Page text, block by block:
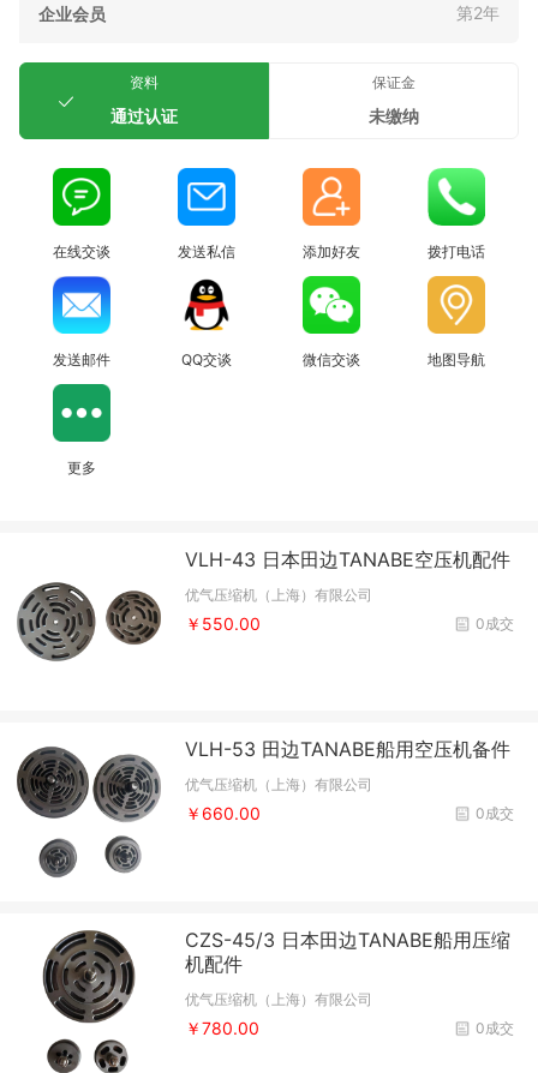
企业会员 第2年
资料
通过认证
保证金
未缴纳
在线交谈 发送私信 添加好友 拨打电话
发送邮件 QQ交谈 微信交谈 地图导航
更多
VLH-43 日本田边TANABE空压机配件
优气压缩机（上海）有限公司
0成交
￥550.00
VLH-53 田边TANABE船用空压机备件
优气压缩机（上海）有限公司
0成交
￥660.00
CZS-45/3 日本田边TANABE船用压缩
机配件
优气压缩机（上海）有限公司
0成交
￥780.00